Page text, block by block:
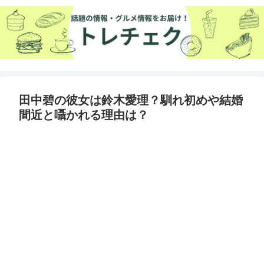
田中碧の彼女は鈴木愛理？馴れ初めや結婚
間近と囁かれる理由は？